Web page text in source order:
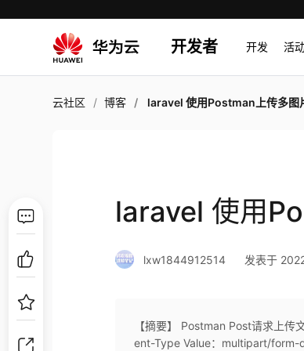
开发者 开发 活
云社区 博客 laravel 使用Postman上传多图
laravel 使用
lxw1844912514 发表于
【摘要】 Postman Post请求上
ent-Type Value：multipart/